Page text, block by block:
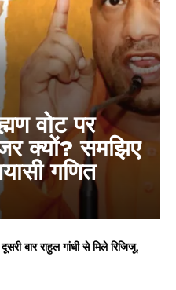
वोट पर
क्यों? समझिए
गणित
बार राहुल गांधी से मिले रिजिजू,